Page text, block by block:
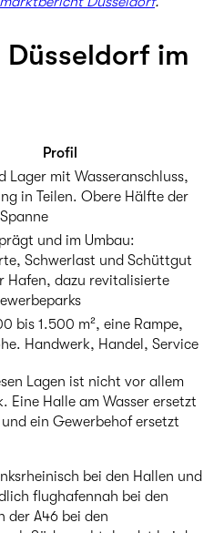
im
Profil
Lager mit Wasseranschluss,
in Teilen. Obere Hälfte der
und im Umbau:
Schwerlast und Schüttgut
Hafen, dazu revitalisierte
bis 1.500 m², eine Rampe,
Handwerk, Handel, Service
Lagen ist nicht vor allem
Eine Halle am Wasser ersetzt
ein Gewerbehof ersetzt
bei den Hallen und
flughafennah bei den
der A46 bei den